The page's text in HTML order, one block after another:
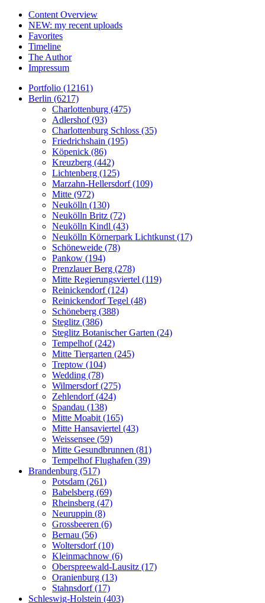
Content Overview
NEW: my recent uploads
Favorites
Timeline
The Author
Impressum
Portfolio (12161)
Berlin (6217)
Charlottenburg (475)
Adlershof (93)
Charlottenburg Schloss (35)
Friedrichshain (195)
Köpenick (86)
Kreuzberg (442)
Lichtenberg (125)
Marzahn-Hellersdorf (109)
Mitte (972)
Neukölln (130)
Neukölln Britz (72)
Neukölln Kindl (43)
Neukölln Körnerpark Lichtkunst (17)
Schöneweide (78)
Pankow (194)
Prenzlauer Berg (278)
Mitte Regierungsviertel (119)
Reinickendorf (124)
Reinickendorf Tegel (48)
Schöneberg (388)
Steglitz (386)
Steglitz Botanischer Garten (24)
Tempelhof (242)
Mitte Tiergarten (245)
Treptow (104)
Wedding (78)
Wilmersdorf (275)
Zehlendorf (424)
Spandau (138)
Mitte Moabit (165)
Mitte Hansaviertel (43)
Weissensee (59)
Mitte Gesundbrunnen (81)
Tempelhof Flughafen (39)
Brandenburg (517)
Potsdam (261)
Babelsberg (69)
Rheinsberg (47)
Neuruppin (8)
Grossbeeren (6)
Bernau (56)
Woltersdorf (10)
Kleinmachnow (6)
Oberspreewald-Lausitz (17)
Oranienburg (13)
Stahnsdorf (17)
Schleswig-Holstein (403)